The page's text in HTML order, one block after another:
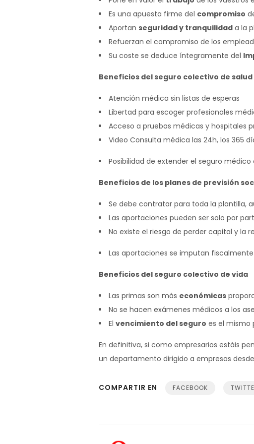
Es una apuesta firme del compromiso
Aportan seguridad y tranquilidad a la
Refuerzan el compromiso de los
Su coste se deduce íntegramente del
Beneficios del seguro colectivo de salud
Atención médica sin listas de esperas
Libertad para escoger profesionales
Acceso a pruebas médicas y hospitales
Video Consulta médica las 24h, los 365
Posibilidad de extender el seguro
Beneficios de los planes de previsión
Se debe contratar para toda la plantilla,
Las aportaciones pueden ser solo por
No existe el riesgo de perder capital y la
Las aportaciones se imputan
Beneficios del seguro colectivo de vida
Las primas son más económicas
No se hacen exámenes médicos a los
El vencimiento del seguro es el mismo
En definitiva, si como empresarios estáis
un departamento dirigido a empresas
COMPARTIR EN FACEBOOK